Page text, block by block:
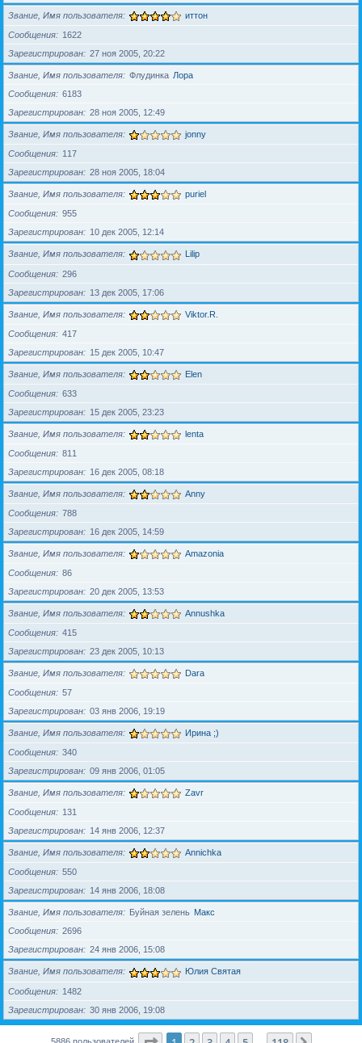
Звание, Имя пользователя иттон
Сообщения
1622
Зарегистрирован
27 ноя 2005, 20:22
Звание, Имя пользователя Флудинка Лора
Сообщения
6183
Зарегистрирован
28 ноя 2005, 12:49
Звание, Имя пользователя jonny
Сообщения
117
Зарегистрирован
28 ноя 2005, 18:04
Звание, Имя пользователя puriel
Сообщения
955
Зарегистрирован
10 дек 2005, 12:14
Звание, Имя пользователя Lilip
Сообщения
296
Зарегистрирован
13 дек 2005, 17:06
Звание, Имя пользователя Viktor.R.
Сообщения
417
Зарегистрирован
15 дек 2005, 10:47
Звание, Имя пользователя Elen
Сообщения
633
Зарегистрирован
15 дек 2005, 23:23
Звание, Имя пользователя lenta
Сообщения
811
Зарегистрирован
16 дек 2005, 08:18
Звание, Имя пользователя Anny
Сообщения
788
Зарегистрирован
16 дек 2005, 14:59
Звание, Имя пользователя Amazonia
Сообщения
86
Зарегистрирован
20 дек 2005, 13:53
Звание, Имя пользователя Annushka
Сообщения
415
Зарегистрирован
23 дек 2005, 10:13
Звание, Имя пользователя Dara
Сообщения
57
Зарегистрирован
03 янв 2006, 19:19
Звание, Имя пользователя Ирина ;)
Сообщения
340
Зарегистрирован
09 янв 2006, 01:05
Звание, Имя пользователя Zavr
Сообщения
131
Зарегистрирован
14 янв 2006, 12:37
Звание, Имя пользователя Annichka
Сообщения
550
Зарегистрирован
14 янв 2006, 18:08
Звание, Имя пользователя Буйная зелень Макс
Сообщения
2696
Зарегистрирован
24 янв 2006, 15:08
Звание, Имя пользователя Юлия Святая
Сообщения
1482
Зарегистрирован
30 янв 2006, 19:08
5886 пользователей